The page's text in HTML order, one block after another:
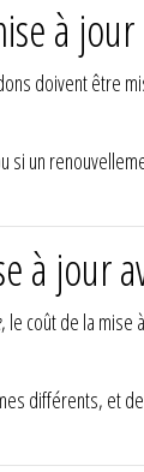
à
doivent être
si un
à jour
, le coût de la mise
différents, et